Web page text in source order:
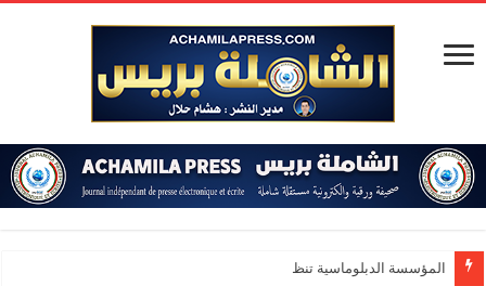
المؤسسة الدبلوماسية تنظم الدورة 156 للم